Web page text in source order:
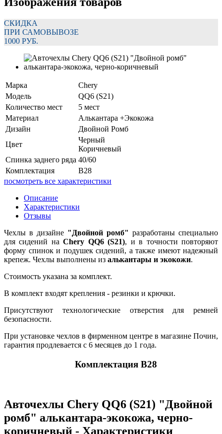
СКИДКА
ПРИ САМОВЫВОЗЕ
1000 РУБ.
Марка
Chery
Модель
QQ6 (S21)
Количество мест
5 мест
Материал
Алькантара +Экокожа
Дизайн
Двойной Ромб
Цвет
Черный
Коричневый
Спинка заднего ряда 40/60
Комплектация
В28
посмотреть все характеристики
Описание
Характеристики
Отзывы
Чехлы в дизайне "Двойной ромб" разработаны специально
для сидений наChery QQ6 (S21), и в точности повторяют
форму спинок и подушек сидений, а также имеют надежный
крепеж. Чехлы выполнены из алькантары и экокожи.
Стоимость указана за комплект.
В комплект входят крепления - резинки и крючки.
Присутствуют технологические отверстия для ремней
безопасности.
При установке чехлов в фирменном центре в магазине Почин,
гарантия продлевается с 6 месяцев до 1 года.
Комплектация В28
Авточехлы Chery QQ6 (S21) "Двойной
ромб" алькантара-экокожа, черно-
коричневый - Характеристики